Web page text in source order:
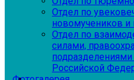
Отдел по
новомучеников и
Отдел по
силами,
Российской